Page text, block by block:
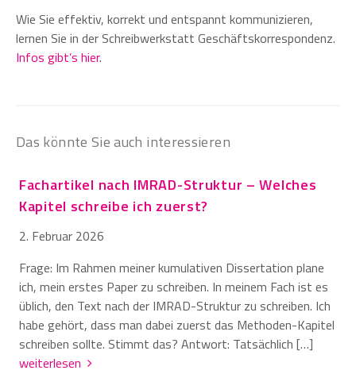
Wie Sie effektiv, korrekt und entspannt kommunizieren,
lernen Sie in der Schreibwerkstatt Geschäftskorrespondenz.
Infos gibt’s hier.
Das könnte Sie auch interessieren
Fachartikel nach IMRAD-Struktur – Welches
Kapitel schreibe ich zuerst?
2. Februar 2026
Frage: Im Rahmen meiner kumulativen Dissertation plane
ich, mein erstes Paper zu schreiben. In meinem Fach ist es
üblich, den Text nach der IMRAD-Struktur zu schreiben. Ich
habe gehört, dass man dabei zuerst das Methoden-Kapitel
schreiben sollte. Stimmt das? Antwort: Tatsächlich […]
weiterlesen